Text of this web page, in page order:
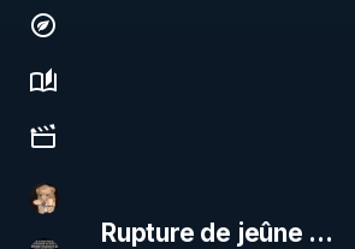
Economy, environment & technology
Science, history & spirituality
Culture, media & entertainment
DataCenter
Rupture de jeûne ...